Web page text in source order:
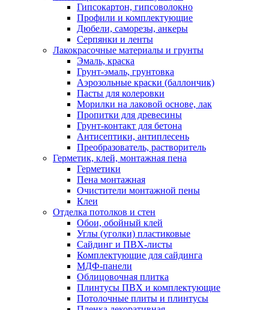
Гипсокартон, гипсоволокно
Профили и комплектующие
Дюбели, саморезы, анкеры
Серпянки и ленты
Лакокрасочные материалы и грунты
Эмаль, краска
Грунт-эмаль, грунтовка
Аэрозольные краски (баллончик)
Пасты для колеровки
Морилки на лаковой основе, лак
Пропитки для древесины
Грунт-контакт для бетона
Антисептики, антиплесень
Преобразователь, растворитель
Герметик, клей, монтажная пена
Герметики
Пена монтажная
Очистители монтажной пены
Клеи
Отделка потолков и стен
Обои, обойный клей
Углы (уголки) пластиковые
Сайдинг и ПВХ-листы
Комплектующие для сайдинга
МДФ-панели
Облицовочная плитка
Плинтусы ПВХ и комплектующие
Потолочные плиты и плинтусы